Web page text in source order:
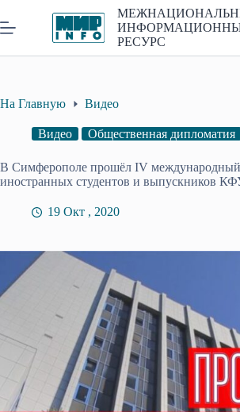
к
сути
РЕСУРС
На Главную Видео
Видео Общественная дипломатия
В Симферополе прошёл IV
иностранных студентов и выпускников
19 Окт , 2020